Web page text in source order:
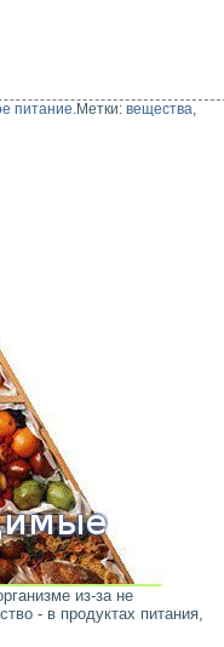
питание.Метки: вещества,
из-за не
- в продуктах питания,